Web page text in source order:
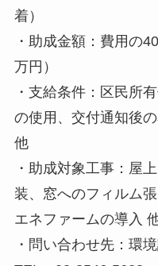
着）
・助成金額：費用の
万円）
・支給条件：区民所
の使用、交付通知後
他
・助成対象工事：屋
装、窓へのフィルム
エネファームの導入
・問い合わせ先：環